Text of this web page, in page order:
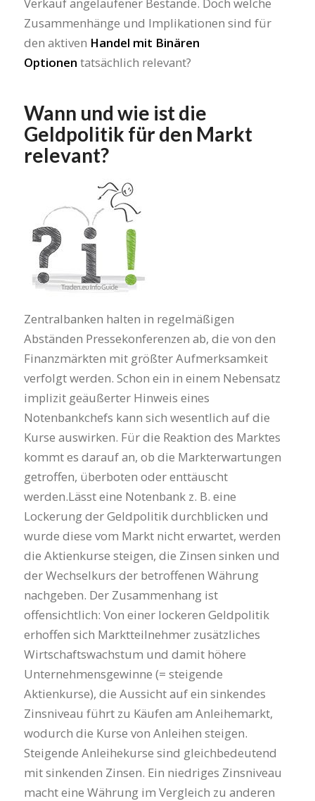
Zusammenhänge und Implikationen sind für
den aktiven Handel mit Binären
Optionen tatsächlich relevant?
Wann und wie ist die
Geldpolitik für den Markt
relevant?
Zentralbanken halten in regelmäßigen
Abständen Pressekonferenzen ab, die von den
Finanzmärkten mit größter Aufmerksamkeit
verfolgt werden. Schon ein in einem Nebensatz
implizit geäußerter Hinweis eines
Notenbankchefs kann sich wesentlich auf die
Kurse auswirken. Für die Reaktion des Marktes
kommt es darauf an, ob die Markterwartungen
getroffen, überboten oder enttäuscht
werden.Lässt eine Notenbank z. B. eine
Lockerung der Geldpolitik durchblicken und
wurde diese vom Markt nicht erwartet, werden
die Aktienkurse steigen, die Zinsen sinken und
der Wechselkurs der betroffenen Währung
nachgeben. Der Zusammenhang ist
offensichtlich: Von einer lockeren Geldpolitik
erhoffen sich Marktteilnehmer zusätzliches
Wirtschaftswachstum und damit höhere
Unternehmensgewinne (= steigende
Aktienkurse), die Aussicht auf ein sinkendes
Zinsniveau führt zu Käufen am Anleihemarkt,
wodurch die Kurse von Anleihen steigen.
Steigende Anleihekurse sind gleichbedeutend
mit sinkenden Zinsen. Ein niedriges Zinsniveau
macht eine Währung im Vergleich zu anderen